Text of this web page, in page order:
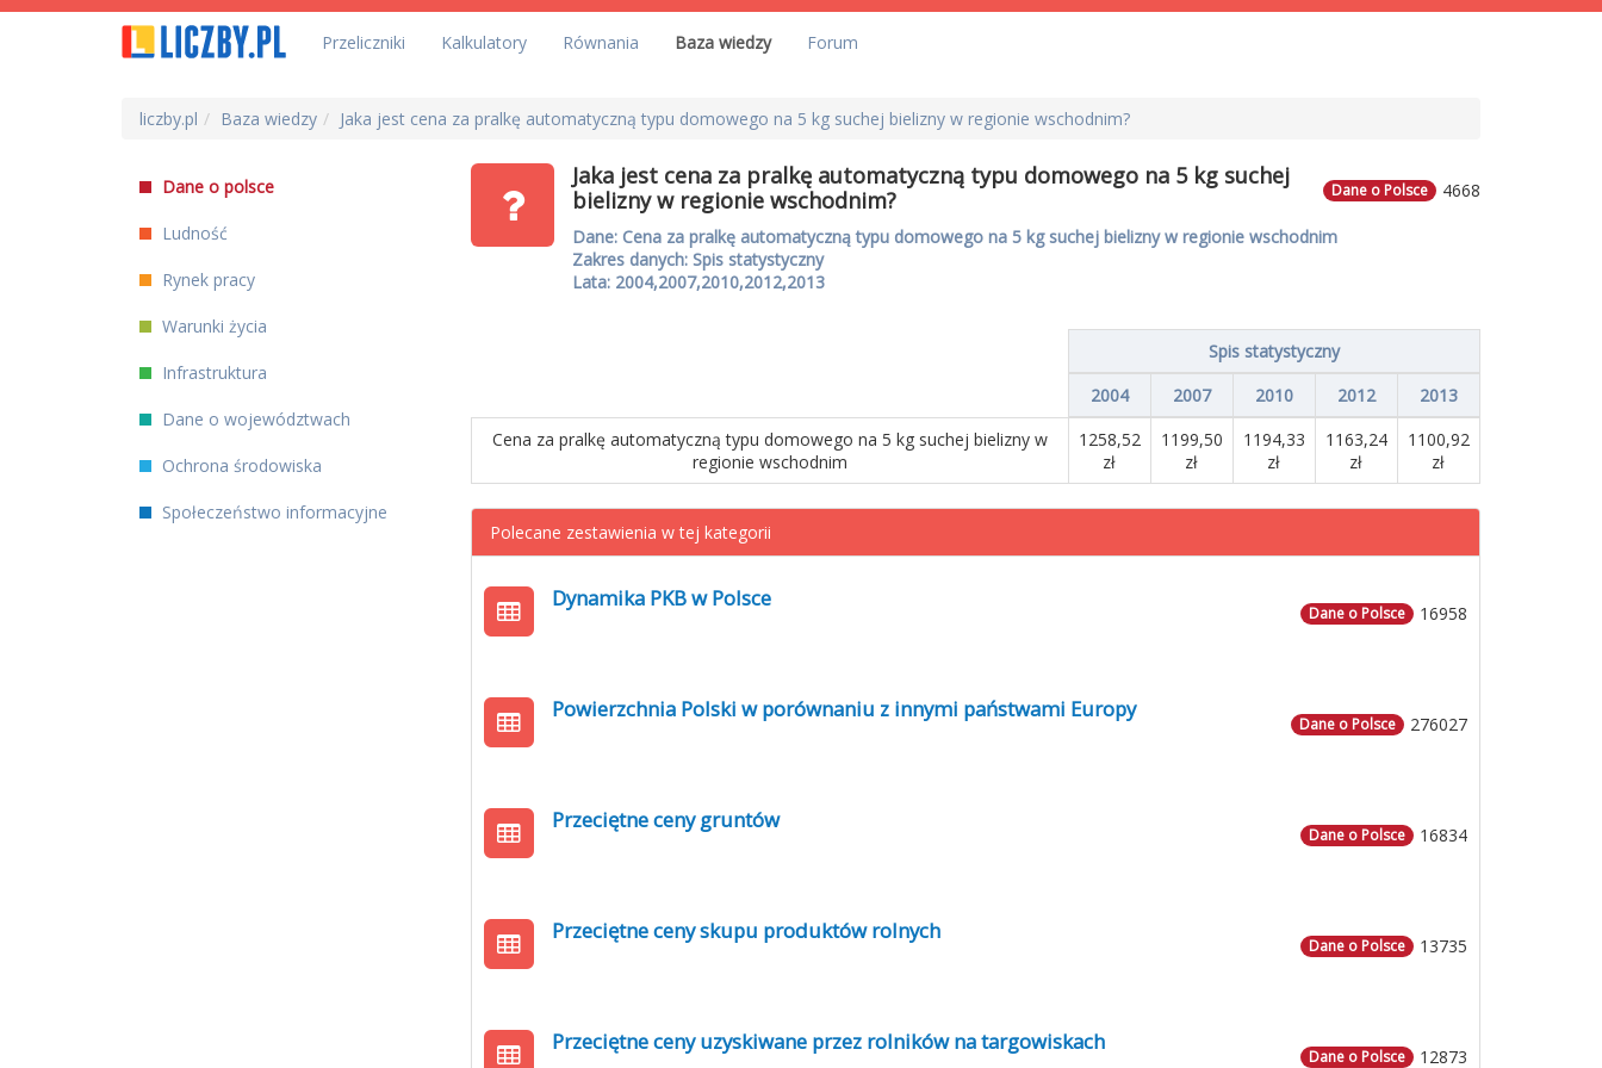
Przeliczniki Kalkulatory Równania Baza wiedzy Forum
liczby.pl Baza wiedzy Jaka jest cena za pralkę automatyczną typu domowego na 5 kg suchej bielizny w regionie wschodnim?
Dane o polsce
Ludność
Rynek pracy
Warunki życia
Infrastruktura
Dane o województwach
Ochrona środowiska
Społeczeństwo informacyjne
4668
Dane o Polsce
Jaka jest cena za pralkę automatyczną typu domowego na 5 kg suchej
bielizny w regionie wschodnim?
Dane: Cena za pralkę automatyczną typu domowego na 5 kg suchej bielizny w regionie wschodnim
Zakres danych: Spis statystyczny
Lata: 2004,2007,2010,2012,2013
Spis statystyczny
2004
2007 2010 2012
2013
Cena za pralkę automatyczną typu domowego na 5 kg suchej bielizny w
regionie wschodnim
1258,52
zł
1199,50
zł
1194,33
zł
1163,24
zł
1100,92
zł
Polecane zestawienia w tej kategorii
16958
Dane o Polsce
Dynamika PKB w Polsce
276027
Dane o Polsce
Powierzchnia Polski w porównaniu z innymi państwami Europy
16834
Dane o Polsce
Przeciętne ceny gruntów
13735
Dane o Polsce
Przeciętne ceny skupu produktów rolnych
12873
Dane o Polsce
Przeciętne ceny uzyskiwane przez rolników na targowiskach